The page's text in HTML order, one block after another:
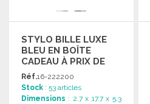
STYLO BILLE LUXE
BLEU EN BOÎTE
CADEAU À PRIX DE
GROS
Réf.16-222200
Stock : 53 articles
Dimensions : 2.7 x 17.7 x 5.3